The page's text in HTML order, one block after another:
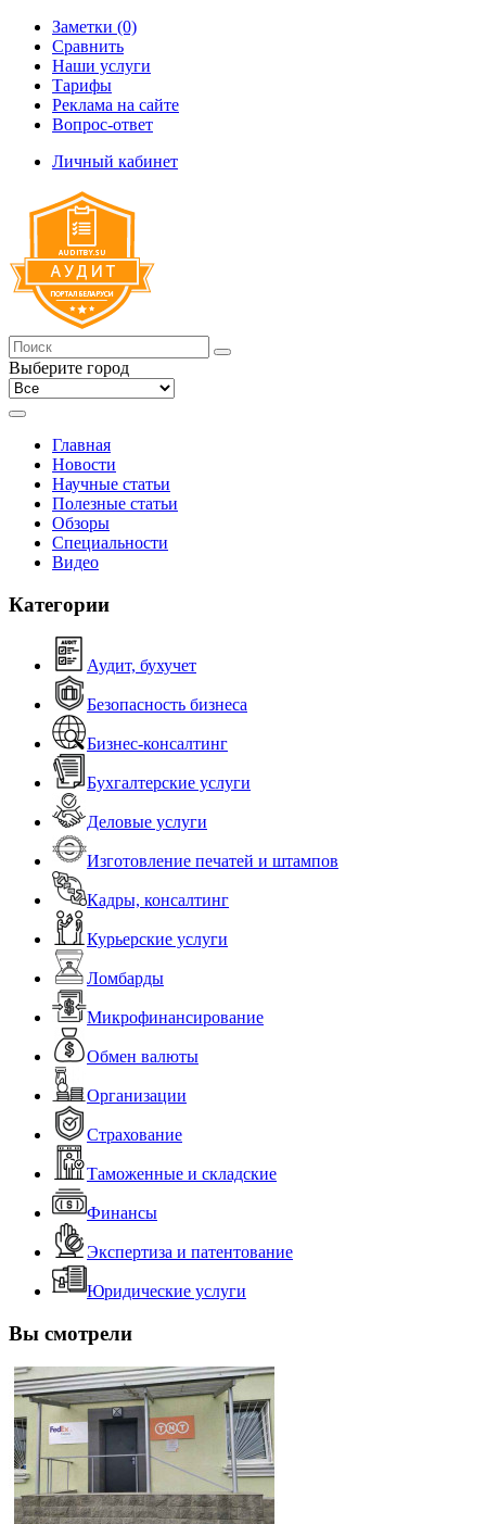
Заметки (0)
Сравнить
Наши услуги
Тарифы
Реклама на сайте
Вопрос-ответ
Личный кабинет
Выберите город
Главная
Новости
Научные статьи
Полезные статьи
Обзоры
Специальности
Видео
Категории
Аудит, бухучет
Безопасность бизнеса
Бизнес-консалтинг
Бухгалтерские услуги
Деловые услуги
Изготовление печатей и штампов
Кадры, консалтинг
Курьерские услуги
Ломбарды
Микрофинансирование
Обмен валюты
Организации
Страхование
Таможенные и складские
Финансы
Экспертиза и патентование
Юридические услуги
Вы смотрели